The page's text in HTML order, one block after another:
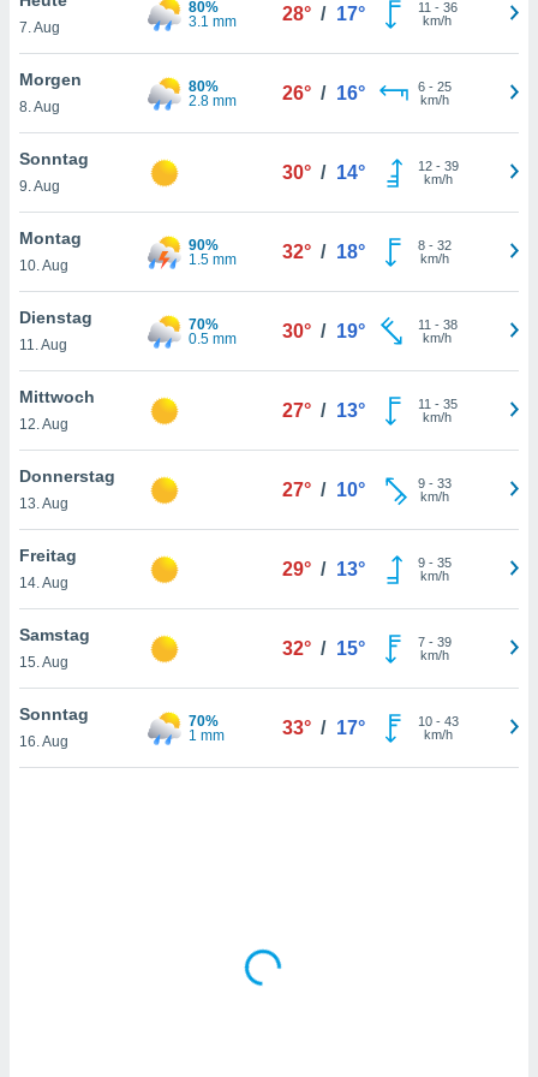
oder
Partner
es uns
das
der
Profil zu
Ihnen
finden
. Sie
jederzeit
Rand
7. Aug
80%
3.1 mm
28° / 17° 11 - 36
km/h
Morgen
8. Aug
80%
2.8 mm
26° / 16° 6- 25
km/h
Sonntag
9. Aug
30° / 14° 12- 39
km/h
Montag
10. Aug
90%
1.5 mm
32° / 18° 8- 32
km/h
Dienstag
11. Aug
70%
0.5 mm
30° / 19° 11 - 38
km/h
Mittwoch
12. Aug
27° / 13° 11 - 35
km/h
Donnerstag
13. Aug
27° / 10° 9- 33
km/h
Freitag
14. Aug
29° / 13° 9- 35
km/h
Samstag
15. Aug
32° / 15° 7- 39
km/h
Sonntag
16. Aug
70%
1 mm
33° / 17° 10- 43
km/h